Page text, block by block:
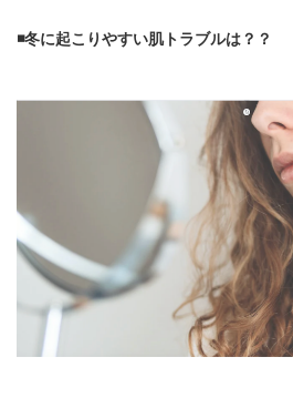
◾️冬に起こりやすい肌トラブルは？？